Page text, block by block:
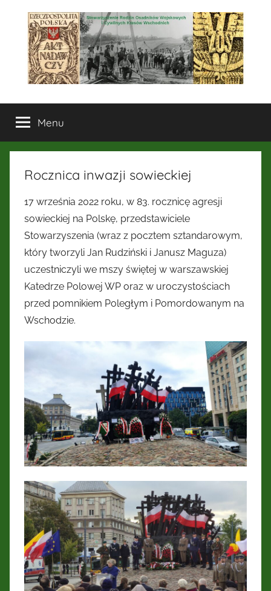
Stowarzyszenie
Rodzin
Osadników
Wojskowych
Cywilnych
Kresów
Wschodnich
Menu
Rocznica inwazji sowieckiej
17 września 2022 roku, w 83. rocznicę agresji
sowieckiej na Polskę, przedstawiciele
Stowarzyszenia (wraz z pocztem sztandarowym,
który tworzyli Jan Rudziński i Janusz Maguza)
uczestniczyli we mszy świętej w warszawskiej
Katedrze Polowej WP oraz w uroczystościach
przed pomnikiem Poległym i Pomordowanym na
Wschodzie.